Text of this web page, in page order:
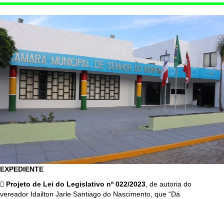
EXPEDIENTE
 Projeto de Lei do Legislativo nº 022/2023 , de autoria do
vereador Idailton Jarle Santiago do Nascimento, que “Dá